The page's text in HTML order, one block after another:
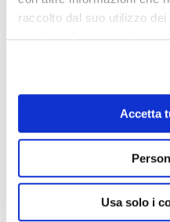
raccolto dal suo utilizzo
nostri cookie se continua
Accetta
Usa solo i
concetto, sgrana gli occhi
compatimento e butta giù
carburante a un’orazione
— Benissimo, benissimo,
merdoso, con la nostra
nostra umanità, col nostro
leninista-gramsciano. —
— Anche la foto che